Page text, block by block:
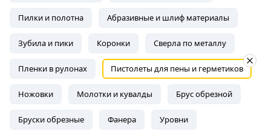
Пилки и полотна Абразивные и шлиф материалы
Зубила и пики Коронки Сверла по металлу
Пленки в рулонах Пистолеты для пены и герметиков
Ножовки Молотки и кувалды Брус обрезной
Бруски обрезные Фанера Уровни